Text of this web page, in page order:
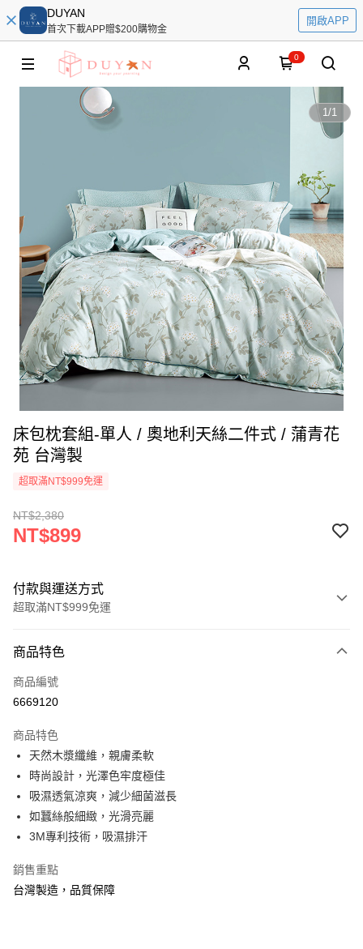
DUYAN
首次下載APP贈$200購物金
開啟APP
0
1/1
床包枕套組-單人 / 奧地利天絲二件式 / 蒲青花
苑 台灣製
超取滿NT$999免運
NT$2,380
NT$899
付款與運送方式
超取滿NT$999免運
信用卡一次付款
信用卡分期付款
合作金庫商業銀行
華南商業銀行
上海商業儲蓄銀行
國泰世華商業銀行
臺灣中小企業銀行
匯豐（台灣）商業銀行
聯邦商業銀行
元大商業銀行
台新國際商業銀行
超商取貨付款
LINE Pay
Apple Pay
悠遊付
Google Pay
全盈+PAY
商品特色
商品編號
6669120
商品特色
天然木漿纖維，親膚柔軟
時尚設計，光澤色牢度極佳
吸濕透氣涼爽，減少細菌滋長
如蠶絲般細緻，光滑亮麗
3M專利技術，吸濕排汗
銷售重點
台灣製造，品質保障